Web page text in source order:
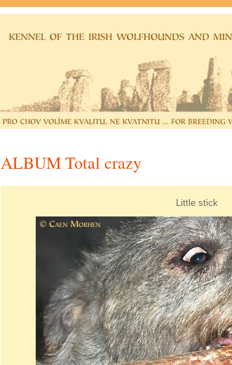
ALBUM Total crazy
Little stick